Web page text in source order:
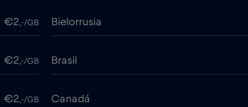
€2,-/GB Bielorrusia
€2,-/GB Brasil
€2,-/GB Canadá